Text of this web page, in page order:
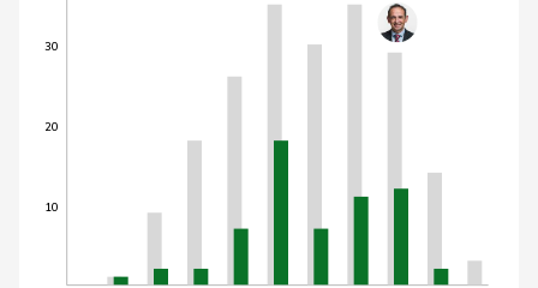
10
20
30